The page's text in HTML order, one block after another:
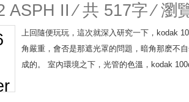
ASPH II⁄ 共 517字 ⁄ 瀏
上回隨便玩玩，這次就深入研究一下，kodak
角嚴重，會否是那遮光罩的問題，暗角那麽不
成的。 室內環境之下，光管的色溫，kodak